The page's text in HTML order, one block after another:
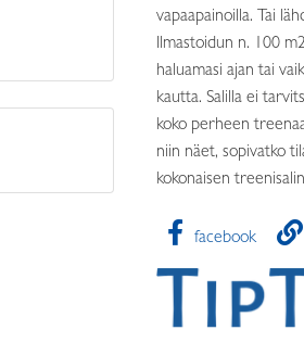
vapaapainoilla. Tai
Ilmastoidun n. 100
haluamasi ajan tai
kautta. Salilla ei
koko perheen
niin näet, sopivatko
kokonaisen
facebook